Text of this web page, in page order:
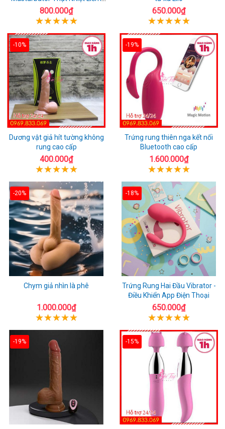
Rung
800.000₫ 650.000₫
-10%
Dương vật giả hít tường không
rung cao cấp
400.000₫
-19%
Trứng rung thiên nga kết nối
Bluetooth cao cấp
1.600.000₫
-20%
Chym giả nhìn là phê
1.000.000₫
-18%
Trứng Rung Hai Đầu Vibrator -
Điều Khiển App Điện Thoại
650.000₫
-19% -15%